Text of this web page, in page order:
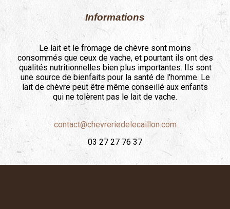
Informations
Le lait et le fromage de chèvre sont moins
consommés que ceux de vache, et pourtant ils ont des
qualités nutritionnelles bien plus importantes. Ils sont
une source de bienfaits pour la santé de l'homme. Le
lait de chèvre peut être même conseillé aux enfants
qui ne tolèrent pas le lait de vache.
contact@chevreriedelecaillon.com
03 27 27 76 37